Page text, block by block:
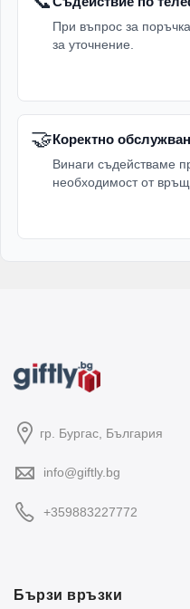
При въпрос за
за уточнение.
🤝Коректно
Винаги съдействаме
необходимост от
гр. Бургас, България
info@giftly.bg
+359883227772
Бързи връзки